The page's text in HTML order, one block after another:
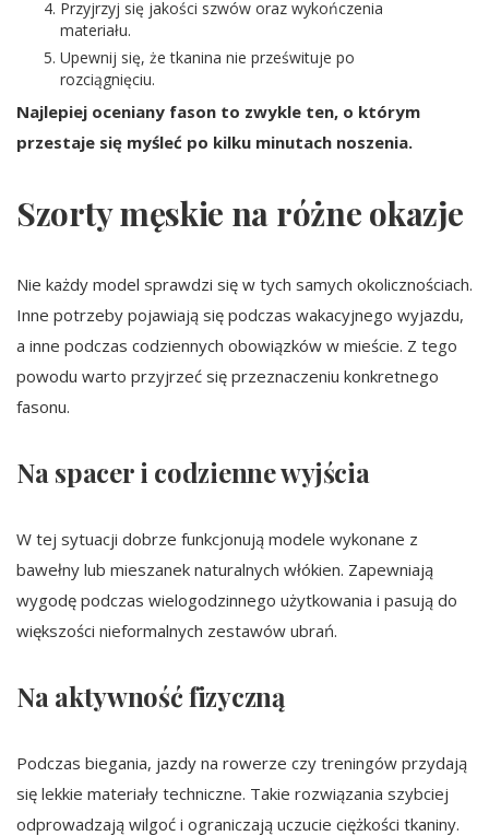
Przyjrzyj się jakości szwów oraz wykończenia
materiału.
Upewnij się, że tkanina nie prześwituje po
rozciągnięciu.
Najlepiej oceniany fason to zwykle ten, o którym
przestaje się myśleć po kilku minutach noszenia.
Szorty męskie na różne okazje
Nie każdy model sprawdzi się w tych samych okolicznościach.
Inne potrzeby pojawiają się podczas wakacyjnego wyjazdu,
a inne podczas codziennych obowiązków w mieście. Z tego
powodu warto przyjrzeć się przeznaczeniu konkretnego
fasonu.
Na spacer i codzienne wyjścia
W tej sytuacji dobrze funkcjonują modele wykonane z
bawełny lub mieszanek naturalnych włókien. Zapewniają
wygodę podczas wielogodzinnego użytkowania i pasują do
większości nieformalnych zestawów ubrań.
Na aktywność fizyczną
Podczas biegania, jazdy na rowerze czy treningów przydają
się lekkie materiały techniczne. Takie rozwiązania szybciej
odprowadzają wilgoć i ograniczają uczucie ciężkości tkaniny.